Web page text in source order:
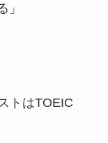
」
トはTOEIC